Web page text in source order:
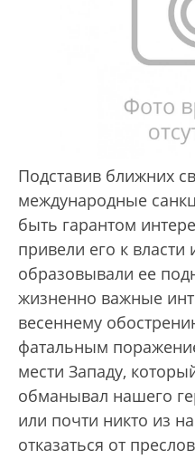
Подставив ближних
международные
быть гарантом
привели его к
образовывали ее
жизненно важные
весеннему
фатальным
мести Западу,
обманывал нашего
или почти никто из
отказаться от